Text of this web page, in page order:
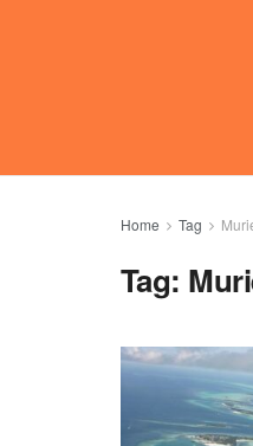
Home Tag
Tag: